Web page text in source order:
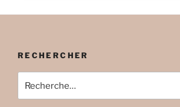
RECHERCHER
pour